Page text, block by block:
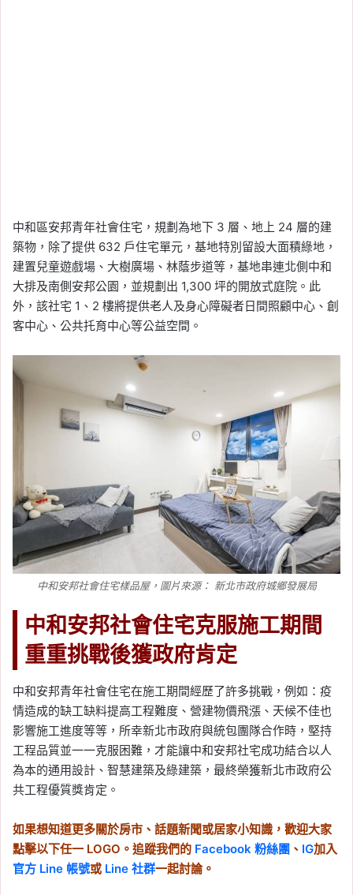
中和區安邦青年社會住宅，規劃為地下 3 層、地上 24 層的建
築物，除了提供 632 戶住宅單元，基地特別留設大面積綠地，
建置兒童遊戲場、大樹廣場、林蔭步道等，基地串連北側中和
大排及南側安邦公園，並規劃出 1,300 坪的開放式庭院。此
外，該社宅 1、2 樓將提供老人及身心障礙者日間照顧中心、創
客中心、公共托育中心等公益空間。
中和安邦社會住宅樣品屋，圖片來源： 新北市政府城鄉發展局
中和安邦社會住宅克服施工期間
重重挑戰後獲政府肯定
中和安邦青年社會住宅在施工期間經歷了許多挑戰，例如：疫
情造成的缺工缺料提高工程難度、營建物價飛漲、天候不佳也
影響施工進度等等，所幸新北市政府與統包團隊合作時，堅持
工程品質並一一克服困難，才能讓中和安邦社宅成功結合以人
為本的通用設計、智慧建築及綠建築，最終榮獲新北市政府公
共工程優質獎肯定。
如果想知道更多關於房市、話題新聞或居家小知識，歡迎大家
點擊以下任一 LOGO。追蹤我們的 Facebook 粉絲團 、 IG加入
官方 Line 帳號或 Line 社群一起討論。